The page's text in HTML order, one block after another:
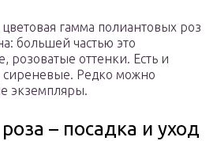
гамма полиантовых роз
большей частью это
розоватые оттенки. Есть и
сиреневые. Редко можно
экземпляры.
– посадка и уход